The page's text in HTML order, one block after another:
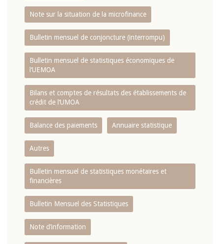
Note sur la situation de la microfinance
Bulletin mensuel de conjoncture (interrompu)
Bulletin mensuel de statistiques économiques de
l‘UEMOA
Bilans et comptes de résultats des établissements de
crédit de l‘UMOA
Balance des paiements Annuaire statistique
Autres
Bulletin mensuel de statistiques monétaires et
financières
Bulletin Mensuel des Statistiques
Note d’information